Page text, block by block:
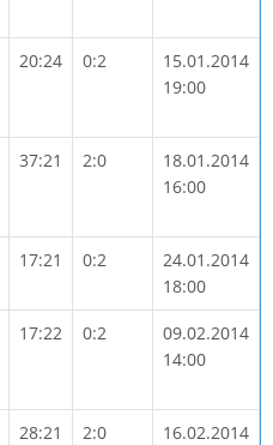
20:24 0:2
15.01.2014
19:00
37:21 2:0
18.01.2014
16:00
17:21 0:2
24.01.2014
18:00
17:22 0:2
09.02.2014
14:00
28:21 2:0
16.02.2014